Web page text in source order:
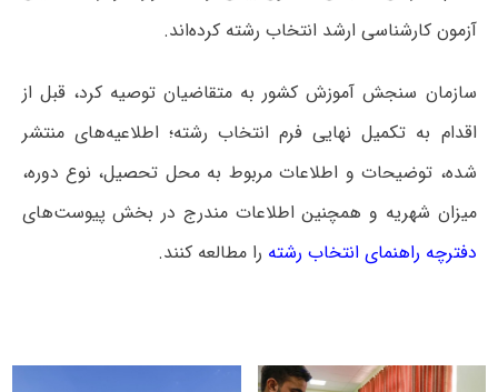
آزمون کارشناسی ارشد انتخاب رشته کرده‌اند.
سازمان سنجش آموزش کشور به متقاضیان توصیه کرد، قبل از
اقدام به تکمیل نهایی فرم انتخاب رشته؛ اطلاعیه‌های منتشر
شده، توضیحات و اطلاعات مربوط به محل تحصیل، نوع دوره،
میزان شهریه و همچنین اطلاعات مندرج در بخش پیوست‌های
دفترچه راهنمای انتخاب رشته را مطالعه کنند.